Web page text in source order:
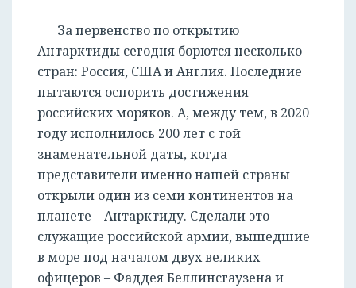
За первенство по открытию
Антарктиды сегодня борются несколько
стран: Россия, США и Англия. Последние
пытаются оспорить достижения
российских моряков. А, между тем, в 2020
году исполнилось 200 лет с той
знаменательной даты, когда
представители именно нашей страны
открыли один из семи континентов на
планете – Антарктиду. Сделали это
служащие российской армии, вышедшие
в море под началом двух великих
офицеров – Фаддея Беллинсгаузена и